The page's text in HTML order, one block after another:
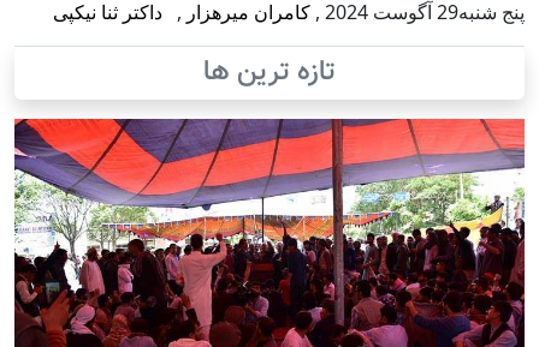
پنج شنبه29 آگوست 2024 , کامران میرهزار , داکتر ثنا نیکپی
تازه ترین ها